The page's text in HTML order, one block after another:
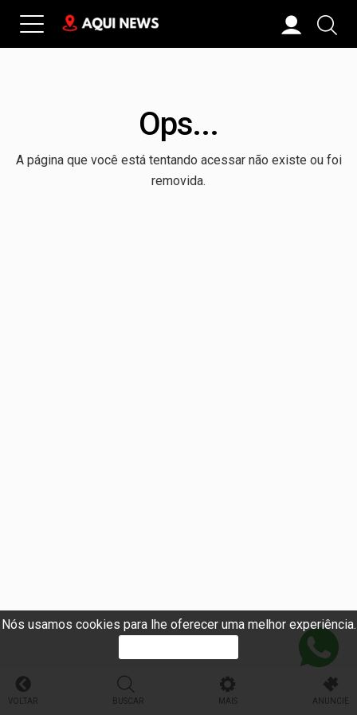
Nós usamos cookies para lhe oferecer uma melhor experiência.
Ops...
A página que você está tentando acessar não existe ou foi
removida.
VOLTAR BUSCAR MAIS ANUNCIE